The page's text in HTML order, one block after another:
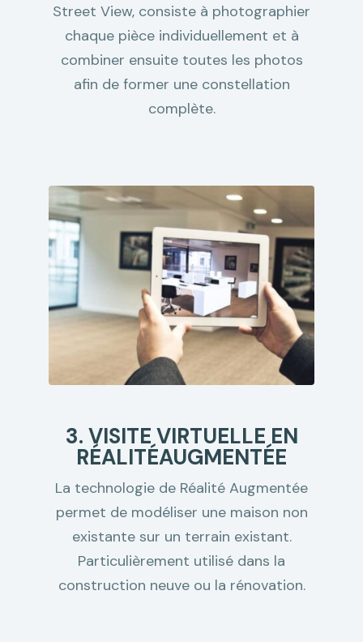
Street View, consiste à photographier
chaque pièce individuellement et à
combiner ensuite toutes les photos
afin de former une constellation
complète.
3. VISITE VIRTUELLE EN
RÉALITÉAUGMENTÉE
La technologie de Réalité Augmentée
permet de modéliser une maison non
existante sur un terrain existant.
Particulièrement utilisé dans la
construction neuve ou la rénovation.